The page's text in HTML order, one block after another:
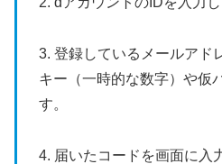
3. 登録しているメールアド
キー（一時的な数字）や仮
す。
4. 届いたコードを画面に入